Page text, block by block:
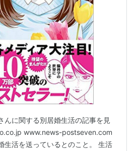
んに関する別居婚生活の記事を見
www.news-postseven.com
生活を送っているとのこと。 生活